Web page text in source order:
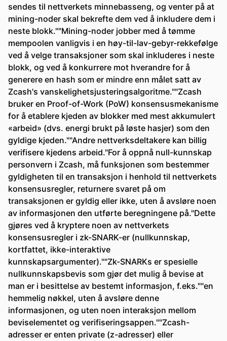
sendes til nettverkets minnebasseng, og venter på at
mining-noder skal bekrefte dem ved å inkludere dem i
neste blokk.""Mining-noder jobber med å tømme
mempoolen vanligvis i en høy-til-lav-gebyr-rekkefølge
ved å velge transaksjoner som skal inkluderes i neste
blokk, og ved å konkurrere mot hverandre for å
generere en hash som er mindre enn målet satt av
Zcash's vanskelighetsjusteringsalgoritme.""Zcash
bruker en Proof-of-Work (PoW) konsensusmekanisme
for å etablere kjeden av blokker med mest akkumulert
«arbeid» (dvs. energi brukt på løste hasjer) som den
gyldige kjeden.""Andre nettverksdeltakere kan billig
verifisere kjedens arbeid."For å oppnå null-kunnskap
personvern i Zcash, må funksjonen som bestemmer
gyldigheten til en transaksjon i henhold til nettverkets
konsensusregler, returnere svaret på om
transaksjonen er gyldig eller ikke, uten å avsløre noen
av informasjonen den utførte beregningene på."Dette
gjøres ved å kryptere noen av nettverkets
konsensusregler i zk-SNARK-er (nullkunnskap,
kortfattet, ikke-interaktive
kunnskapsargumenter).""Zk-SNARKs er spesielle
nullkunnskapsbevis som gjør det mulig å bevise at
man er i besittelse av bestemt informasjon, f.eks.""en
hemmelig nøkkel, uten å avsløre denne
informasjonen, og uten noen interaksjon mellom
beviselementet og verifiseringsappen.""Zcash-
adresser er enten private (z-adresser) eller